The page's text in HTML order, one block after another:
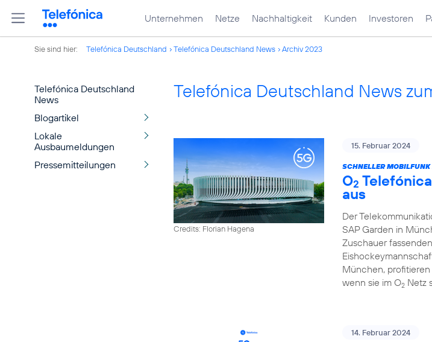
Unternehmen Netze Nachhaltigkeit Kunden Investoren
Sie sind hier: Telefónica Deutschland Telefónica Deutschland News Archiv 2023
Telefónica Deutschland
News
Blogartikel
Lokale
Ausbaumeldungen
Pressemitteilungen
Telefónica Deutschland News
Credits: Florian Hagena
15. Februar 2024
SCHNELLER
O2
aus
Der
SAP Garden in
Zuschauer
München,
wenn sie im O2 Netz
14. Februar 2024